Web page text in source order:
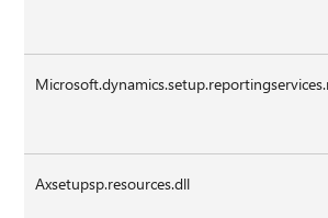
Axsetupsp.resources.dll